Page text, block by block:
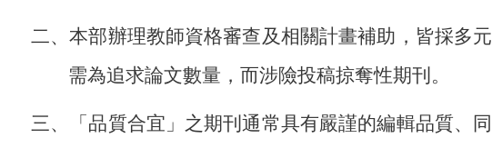
二、本部辦理教師資格審查及相關計畫補助，皆採多
需為追求論文數量，而涉險投稿掠奪性期刊。
三、「品質合宜」之期刊通常具有嚴謹的編輯品質、